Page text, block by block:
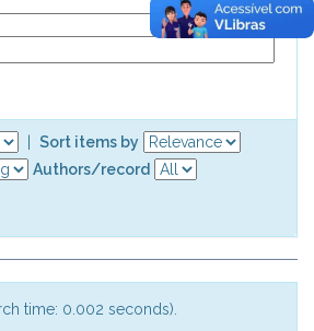
Sort items by
Authors/record
time: 0.002 seconds).